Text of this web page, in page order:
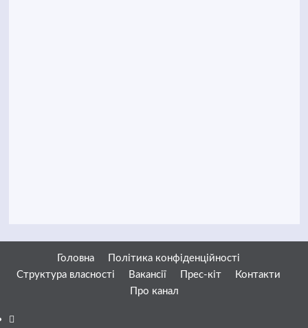
Головна
Політика конфіденційності
Структура власності
Вакансії Прес-кіт
Контакти
Про канал
Facebook